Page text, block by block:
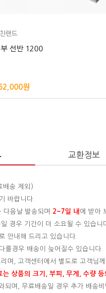
랜드
선반 1200
원
교환정보
배송 제외)
바랍니다.
다음날 발송되며
2~7일 내 에 받아
경우 기간이 더 소요될 수 있습니
안내해 드리고 있습니다.
를경우 배송이 늦어질수 있습니다.
며, 고객센터에서 별도로 고객님
는 상품의 크기, 부피, 무게, 수량
며, 무료배송일 경우 추가 배송비